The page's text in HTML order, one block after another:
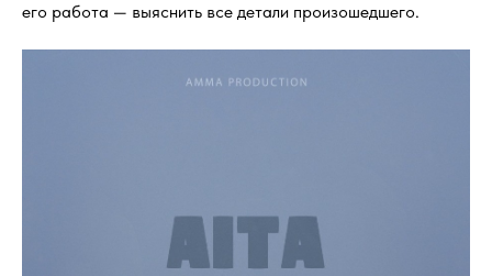
его работа — выяснить все детали произошедшего.